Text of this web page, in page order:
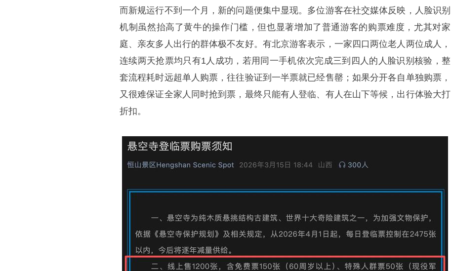
而新规运行不到一个月，新的问题便集中显现。多位游客在社交媒体反映，人脸识别
机制虽然抬高了黄牛的操作门槛，但也显著增加了普通游客的购票难度，尤其对家
庭、亲友多人出行的群体极不友好。有北京游客表示，一家四口两位老人两位成人，
连续两天抢票均只有1人成功，若用同一手机依次完成三到四人的人脸识别核验，整
套流程耗时远超单人购票，往往验证到一半票就已经售罄；如果分开各自单独购票，
又很难保证全家人同时抢到票，最终只能有人登临、有人在山下等候，出行体验大打
折扣。